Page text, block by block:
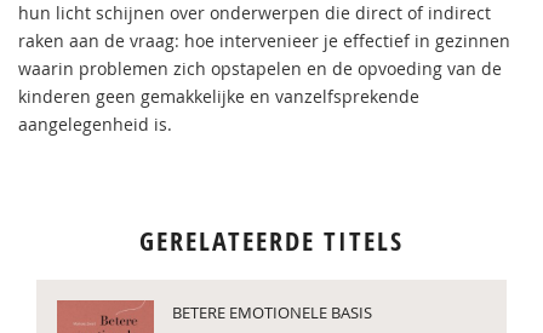
hun licht schijnen over onderwerpen die direct of indirect
raken aan de vraag: hoe intervenieer je effectief in gezinnen
waarin problemen zich opstapelen en de opvoeding van de
kinderen geen gemakkelijke en vanzelfsprekende
aangelegenheid is.
GERELATEERDE TITELS
BETERE EMOTIONELE BASIS